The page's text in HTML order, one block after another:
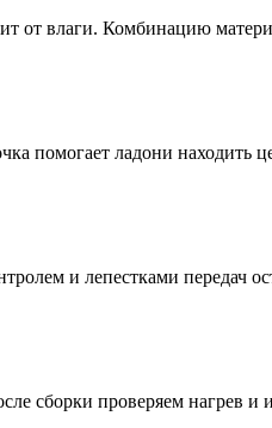
от влаги. Комбинацию
помогает ладони находить
и лепестками передач
сборки проверяем нагрев